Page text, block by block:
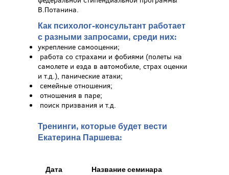
В.Потанина.
Как психолог-консультант работает
с разными запросами, среди них:
укрепление самооценки;
работа со страхами и фобиями (полеты на
самолете и езда в автомобиле, страх оценки
и т.д.), панические атаки;
семейные отношения;
отношения в паре;
поиск призвания и т.д.
Тренинги, которые будет вести
Екатерина Паршева:
Дата Название семинара